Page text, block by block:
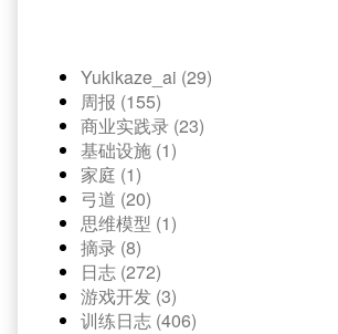
Yukikaze_ai (29)
周报 (155)
商业实践录 (23)
基础设施 (1)
家庭 (1)
弓道 (20)
思维模型 (1)
摘录 (8)
日志 (272)
游戏开发 (3)
训练日志 (406)